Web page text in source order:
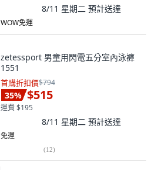
8/11 星期二 預計送達
WOW免運
zetessport 男童用閃電五分室內泳褲
1551
首購折扣價$794
35% $515
運費 $195
8/11 星期二 預計送達
免運
(12)